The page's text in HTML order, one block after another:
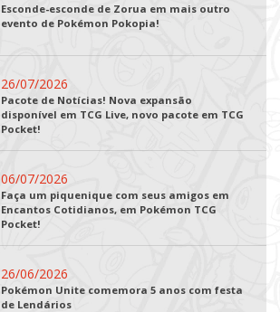
Esconde-esconde de Zorua em mais outro
evento de Pokémon Pokopia!
26/07/2026
Pacote de Notícias! Nova expansão
disponível em TCG Live, novo pacote em TCG
Pocket!
06/07/2026
Faça um piquenique com seus amigos em
Encantos Cotidianos, em Pokémon TCG
Pocket!
26/06/2026
Pokémon Unite comemora 5 anos com festa
de Lendários